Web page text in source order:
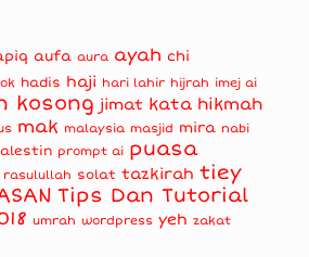
aufa aura ayah chi
hadis haji hari lahir hijrah imej ai
kosong jimat kata hikmah
mak malaysia masjid mira nabi
prompt ai puasa
rasulullah solat tazkirah tiey
Tips Dan Tutorial
umrah wordpress yeh zakat